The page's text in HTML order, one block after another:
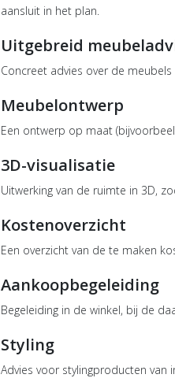
aansluit in het plan.
Uitgebreid
Concreet advies over de
Meubelontwerp
Een ontwerp op maat
3D-visualisatie
Uitwerking van de ruimte in 3D,
Kostenoverzicht
Een overzicht van de te maken
Aankoopbegeleiding
Begeleiding in de winkel, bij de
Styling
Advies voor stylingproducten